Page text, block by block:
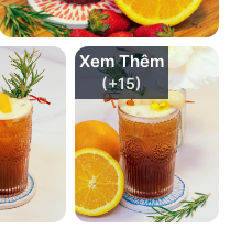
Xem Thêm
(+15)